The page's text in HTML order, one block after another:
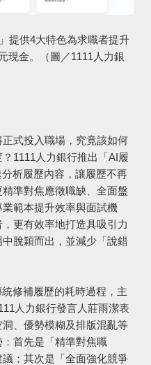
提供4大特色為求職者提升
現金。（圖／1111人力銀
式投入職場，究竟該如何
1111人力銀行推出「AI履
析履歷內容，讓履歷不再
準對焦應徵職缺、全面盤
範本提升效率與面試機
更有效率地打造具吸引力
脫穎而出，並減少「說錯
修補履歷的耗時過程，主
人力銀行發言人莊雨潔表
、優勢模糊及排版混亂等
首先是「精準對焦職
；其次是「全面強化競爭